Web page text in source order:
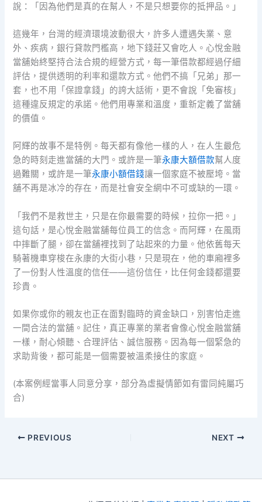
說：「因為他們是真的在幫人，不是只想要你的抵押品。」
這幾年，台灣的經濟環境波動很大，許多人遭遇失業、意
外、疾病，銀行貸款門檻高，地下錢莊又會吃人。心悅金融
當舖始終堅持合法合規的經營方式，每一筆借款都經過仔細
評估，提供透明的利率和還款方式。他們不搞「兄弟」那一
套，也不用「保證拿錢」的誇大話術，更不會說「免審核」
這種違反規定的承諾。他們用專業和溫度，重新定義了當舖
的價值。
阿輝的故事不是特例。每天都有像他一樣的人，在人生最危
急的時刻走進當舖的大門。或許是一筆永康大額借款幫人度
過難關，或許是一筆永康小額借錢讓一個家庭不被壓垮。當
舖不再是冰冷的存在，而是社會安全網中不可或缺的一環。
「我們不是救世主，只是在你最需要的時候，拉你一把。」
這句話，是心悅金融當舖每位員工的信念。而阿輝，在風雨
中摔斷了腿，卻在當舖裡找到了站起來的力量。他依舊每天
騎著機車穿梭在永康的大街小巷，只是現在，他的車廂裡多
了一份對人性溫度的信任——這份信任，比任何金錢都還要
珍貴。
如果你或你的親友也正在面對臨時的資金缺口，別害怕走進
一間合法的當舖。記住，真正專業的業者會像心悅金融當舖
一樣，耐心傾聽、合理評估、誠信服務。因為每一個緊急的
求助背後，都可能是一個需要被溫柔接住的家庭。
(本案例經當事人同意分享，部分為虛擬情節如有雷同純屬巧
合)
PREVIOUS NEXT